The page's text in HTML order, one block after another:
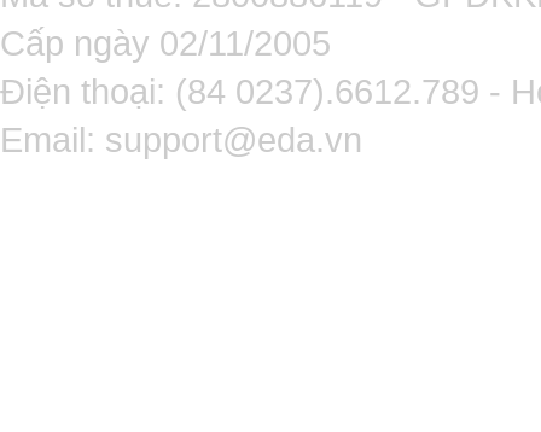
Cấp ngày 02/11/2005
Điện thoại: (84 0237).6612.789 -
Email: support@eda.vn